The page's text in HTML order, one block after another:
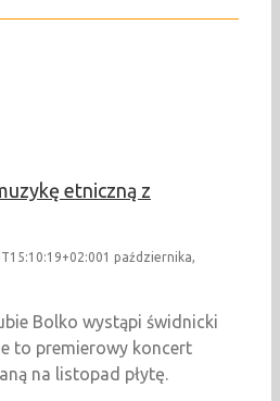
etniczną z
1 października,
Bolko wystąpi świdnicki
to premierowy koncert
na listopad płytę.